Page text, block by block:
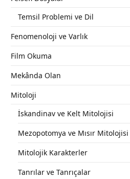
Temsil Problemi ve Dil
Fenomenoloji ve Varlık
Film Okuma
Mekânda Olan
Mitoloji
İskandinav ve Kelt Mitolojisi
Mezopotomya ve Mısır Mitolojisi
Mitolojik Karakterler
Tanrılar ve Tanrıçalar